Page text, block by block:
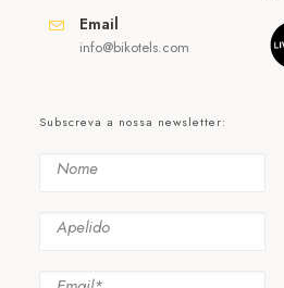
Email
info@bikotels.com
Subscreva a nossa newsletter: